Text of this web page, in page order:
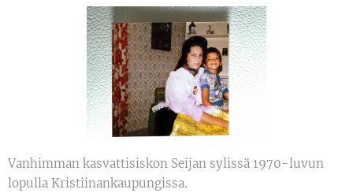
Vanhimman kasvattisiskon Seijan sylissä 1970-luvun
lopulla Kristiinankaupungissa.